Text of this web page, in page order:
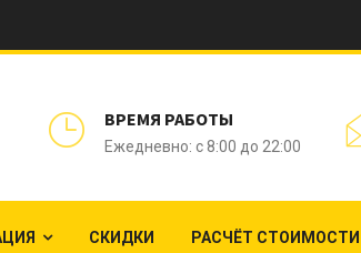
ВРЕМЯ РАБОТЫ
Ежедневно: с 8:00 до 22:00
СКИДКИ РАСЧЁТ СТОИМОСТИ